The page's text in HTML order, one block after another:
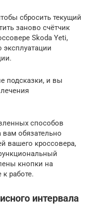
сбросить текущий
заново счётчик
Skoda Yeti,
эксплуатации
подсказки, и вы
способов
вам обязательно
вашего кроссовера,
кнопки на
работе.
интервала